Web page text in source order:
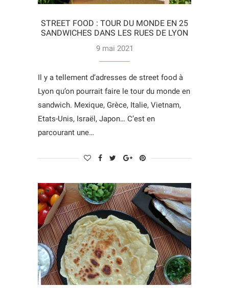
STREET FOOD : TOUR DU MONDE EN 25
SANDWICHES DANS LES RUES DE LYON
9 mai 2021
Il y a tellement d’adresses de street food à
Lyon qu’on pourrait faire le tour du monde en
sandwich. Mexique, Grèce, Italie, Vietnam,
Etats-Unis, Israël, Japon… C’est en
parcourant une…